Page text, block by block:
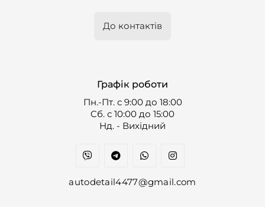
До контактів
Графік роботи
Пн.-Пт. с 9:00 до 18:00
Cб. с 10:00 до 15:00
Нд. - Вихідний
autodetail4477@gmail.com